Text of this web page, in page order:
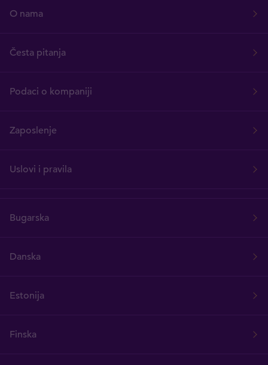
O nama
Česta pitanja
Podaci o kompaniji
Zaposlenje
Uslovi i pravila
Bugarska
Danska
Estonija
Finska